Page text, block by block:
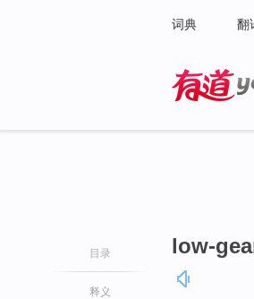
词典 翻
目录
释义
low-